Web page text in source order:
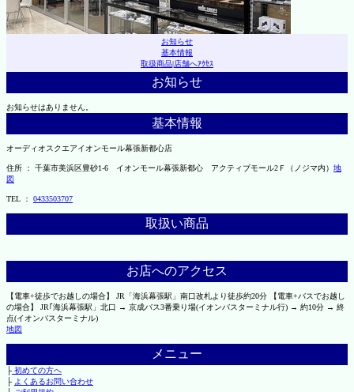
お知らせ
基本情報
取扱商品|店舗へｱｸｾｽ
お知らせ
お知らせはありません。
基本情報
オーディオスクエアイオンモール幕張新都心店
住所 ： 千葉市美浜区豊砂1-6 イオンモール幕張新都心 アクティブモール2Ｆ（ノジマ内） 地
図
TEL ： 0433503707
取扱い商品
お店へのアクセス
【電車+徒歩でお越しの場合】 JR「海浜幕張駅」南口改札より徒歩約20分 【電車+バスでお越し
の場合】 JR｢海浜幕張駅」北口 → 京成バス3番乗り場(イオンバスターミナル行) → 約10分 → 終
点(イオンバスターミナル)
地図
メニュー
├初めての方へ
├ よくあるお問い合わせ